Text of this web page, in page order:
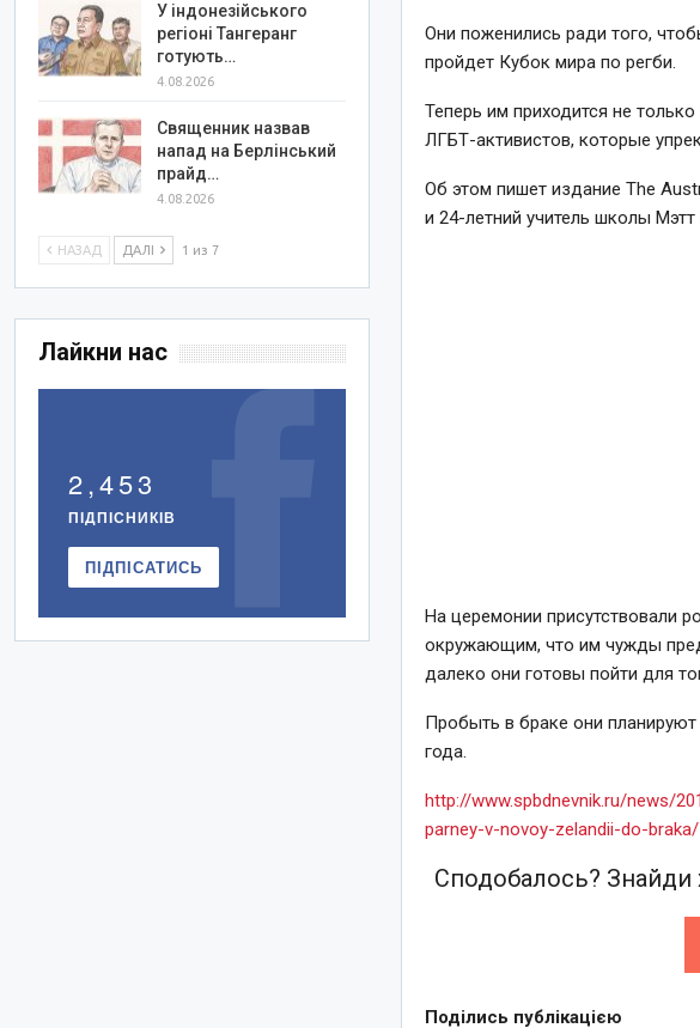
Они поженились ради того,
пройдет Кубок мира по регби.
Теперь им приходится не
ЛГБТ-активистов, которые
Об этом пишет издание The
и 24-летний учитель школы
На церемонии присутствовали
окружающим, что им чужды
далеко они готовы пойти для
Пробыть в браке они
года.
http://www.spbdnevnik.ru/news/
parney-v-novoy-zelandii-do-braka/
Сподобалось? Знайди
Поділись публікацією
У індонезійського
регіоні Тангеранг
готують…
4.08.2026
Священник назвав
напад на Берлінський
прайд…
4.08.2026
НАЗАД ДАЛІ 1 из 7
Лайкни нас
2,453
ПІДПІСНИКІВ
ПІДПІСАТИСЬ